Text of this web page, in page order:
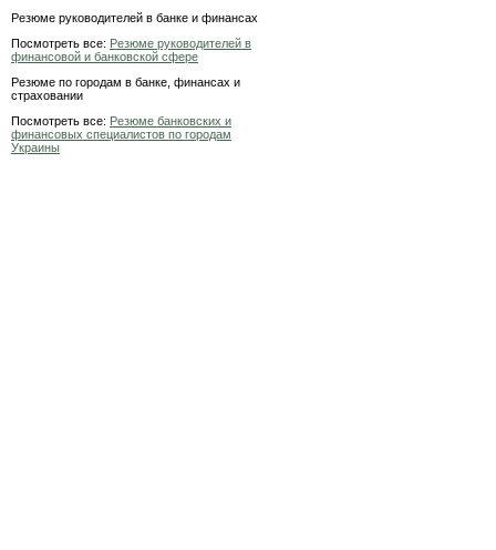
Резюме руководителей в банке и финансах
Посмотреть все: Резюме руководителей в
финансовой и банковской сфере
Резюме по городам в банке, финансах и
страховании
Посмотреть все: Резюме банковских и
финансовых специалистов по городам
Украины